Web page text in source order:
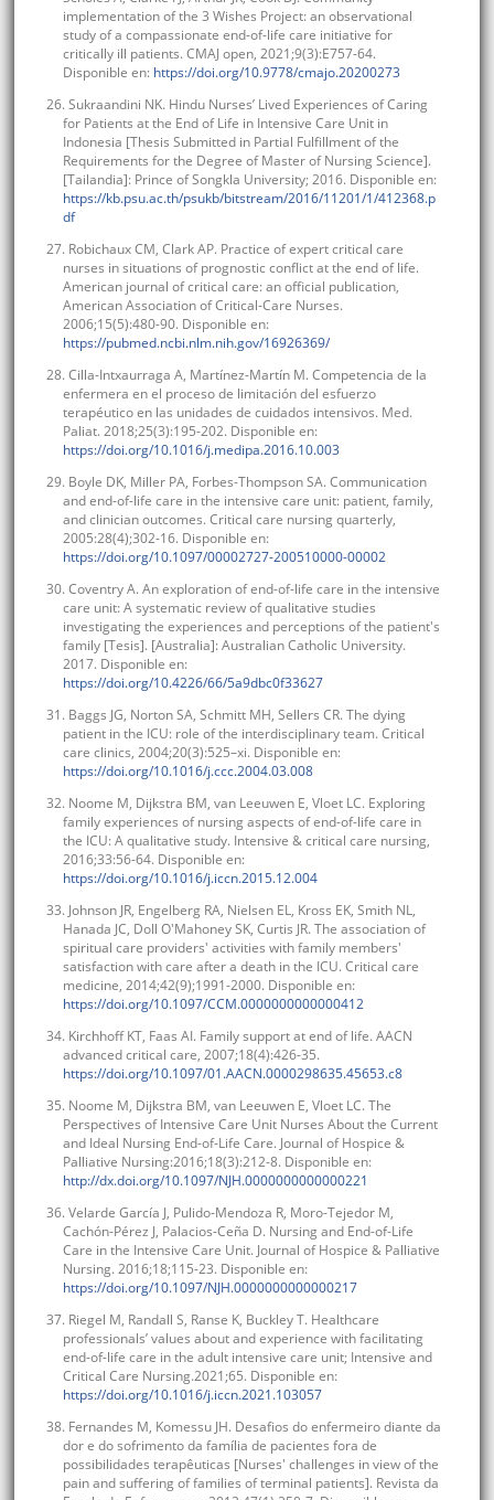
implementation of the 3 Wishes Project: an observational
study of a compassionate end-of-life care initiative for
critically ill patients. CMAJ open, 2021;9(3):E757-64.
Disponible en: https://doi.org/10.9778/cmajo.20200273
26. Sukraandini NK. Hindu Nurses’ Lived Experiences of Caring
for Patients at the End of Life in Intensive Care Unit in
Indonesia [Thesis Submitted in Partial Fulfillment of the
Requirements for the Degree of Master of Nursing Science].
[Tailandia]: Prince of Songkla University; 2016. Disponible en:
https://kb.psu.ac.th/psukb/bitstream/2016/11201/1/412368.p
df
27. Robichaux CM, Clark AP. Practice of expert critical care
nurses in situations of prognostic conflict at the end of life.
American journal of critical care: an official publication,
American Association of Critical-Care Nurses.
2006;15(5):480-90. Disponible en:
https://pubmed.ncbi.nlm.nih.gov/16926369/
28. Cilla-Intxaurraga A, Martínez-Martín M. Competencia de la
enfermera en el proceso de limitación del esfuerzo
terapéutico en las unidades de cuidados intensivos. Med.
Paliat. 2018;25(3):195-202. Disponible en:
https://doi.org/10.1016/j.medipa.2016.10.003
29. Boyle DK, Miller PA, Forbes-Thompson SA. Communication
and end-of-life care in the intensive care unit: patient, family,
and clinician outcomes. Critical care nursing quarterly,
2005:28(4);302-16. Disponible en:
https://doi.org/10.1097/00002727-200510000-00002
30. Coventry A. An exploration of end-of-life care in the intensive
care unit: A systematic review of qualitative studies
investigating the experiences and perceptions of the patient's
family [Tesis]. [Australia]: Australian Catholic University.
2017. Disponible en:
https://doi.org/10.4226/66/5a9dbc0f33627
31. Baggs JG, Norton SA, Schmitt MH, Sellers CR. The dying
patient in the ICU: role of the interdisciplinary team. Critical
care clinics, 2004;20(3):525–xi. Disponible en:
https://doi.org/10.1016/j.ccc.2004.03.008
32. Noome M, Dijkstra BM, van Leeuwen E, Vloet LC. Exploring
family experiences of nursing aspects of end-of-life care in
the ICU: A qualitative study. Intensive & critical care nursing,
2016;33:56-64. Disponible en:
https://doi.org/10.1016/j.iccn.2015.12.004
33. Johnson JR, Engelberg RA, Nielsen EL, Kross EK, Smith NL,
Hanada JC, Doll O'Mahoney SK, Curtis JR. The association of
spiritual care providers' activities with family members'
satisfaction with care after a death in the ICU. Critical care
medicine, 2014;42(9);1991-2000. Disponible en:
https://doi.org/10.1097/CCM.0000000000000412
34. Kirchhoff KT, Faas AI. Family support at end of life. AACN
advanced critical care, 2007;18(4):426-35.
https://doi.org/10.1097/01.AACN.0000298635.45653.c8
35. Noome M, Dijkstra BM, van Leeuwen E, Vloet LC. The
Perspectives of Intensive Care Unit Nurses About the Current
and Ideal Nursing End-of-Life Care. Journal of Hospice &
Palliative Nursing:2016;18(3):212-8. Disponible en:
http://dx.doi.org/10.1097/NJH.0000000000000221
36. Velarde García J, Pulido-Mendoza R, Moro-Tejedor M,
Cachón-Pérez J, Palacios-Ceña D. Nursing and End-of-Life
Care in the Intensive Care Unit. Journal of Hospice & Palliative
Nursing. 2016;18;115-23. Disponible en:
https://doi.org/10.1097/NJH.0000000000000217
37. Riegel M, Randall S, Ranse K, Buckley T. Healthcare
professionals’ values about and experience with facilitating
end-of-life care in the adult intensive care unit; Intensive and
Critical Care Nursing.2021;65. Disponible en:
https://doi.org/10.1016/j.iccn.2021.103057
38. Fernandes M, Komessu JH. Desafios do enfermeiro diante da
dor e do sofrimento da família de pacientes fora de
possibilidades terapêuticas [Nurses' challenges in view of the
pain and suffering of families of terminal patients]. Revista da